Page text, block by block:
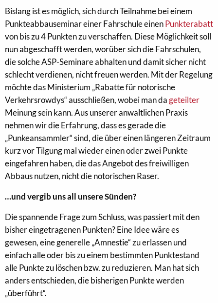
Bislang ist es möglich, sich durch Teilnahme bei einem
Punkteabbauseminar einer Fahrschule einenPunkterabatt
von bis zu 4 Punkten zu verschaffen. Diese Möglichkeit soll
nun abgeschafft werden, worüber sich die Fahrschulen,
die solche ASP-Seminare abhalten und damit sicher nicht
schlecht verdienen, nicht freuen werden. Mit der Regelung
möchte das Ministerium „Rabatte für notorische
Verkehrsrowdys“ ausschließen, wobei man dageteilter
Meinung sein kann. Aus unserer anwaltlichen Praxis
nehmen wir die Erfahrung, dass es gerade die
„Punkeansammler“ sind, die über einen längeren Zeitraum
kurz vor Tilgung mal wieder einen oder zwei Punkte
eingefahren haben, die das Angebot des freiwilligen
Abbaus nutzen, nicht die notorischen Raser.
…und vergib uns all unsere Sünden?
Die spannende Frage zum Schluss, was passiert mit den
bisher eingetragenen Punkten? Eine Idee wäre es
gewesen, eine generelle „Amnestie“ zu erlassen und
einfach alle oder bis zu einem bestimmten Punktestand
alle Punkte zu löschen bzw. zu reduzieren. Man hat sich
anders entschieden, die bisherigen Punkte werden
„überführt“.